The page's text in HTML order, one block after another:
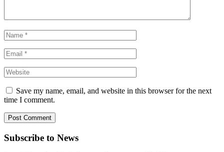
Save my name, email, and website in this browser for the next
time I comment.
Subscribe to News